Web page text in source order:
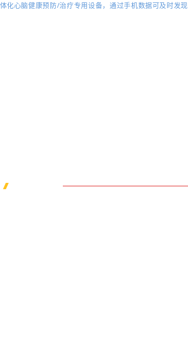
化心脑健康预防/治疗专用设备，通过手机数据可及时发现